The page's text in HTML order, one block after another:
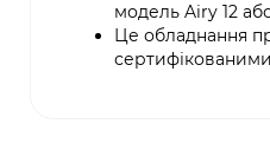
модель Airy 12
Це обладнання